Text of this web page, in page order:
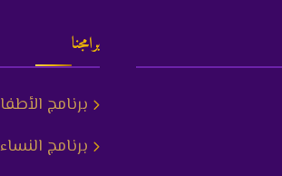
برامجنا
برنامج
برنامج النساء